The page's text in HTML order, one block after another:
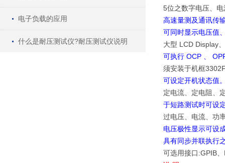
电子负载的应用
什么是耐压测试仪?耐压测试仪说明
5位之数字电压、
高速量测及通讯传
可同时显示电压值
大型 LCD Display
可执行 OCP 、
须安装于机框
可设定开机状态值
定电流、定电阻、
于短路测试时可设
过电压、电流、功
电压极性显示可设
具有同步并联执行
可选用接口:GPIB